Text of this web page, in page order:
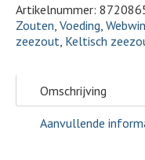
Artikelnummer:
Zouten Voeding
zeezout Keltisch
Omschrijving
Aanvullende